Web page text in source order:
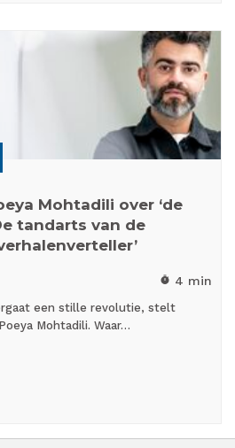
Mohtadili over ‘de
tandarts van de
timer 4 min
een stille revolutie, stelt
Mohtadili. Waar…